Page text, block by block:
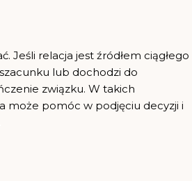
Jeśli relacja jest źródłem ciągłego
lub dochodzi do
związku. W takich
może pomóc w podjęciu decyzji i